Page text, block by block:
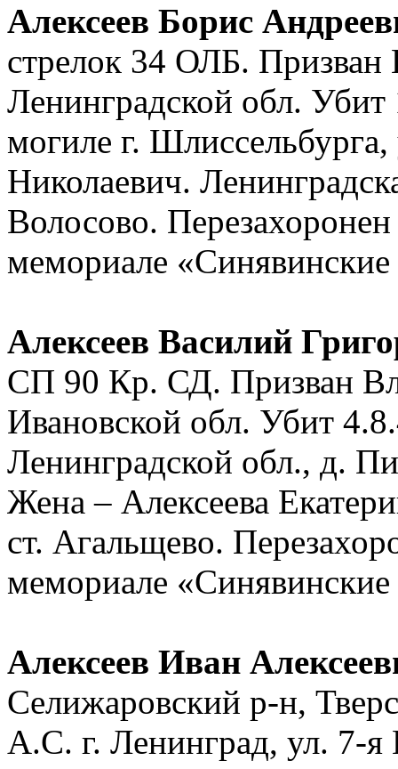
Алексеев Борис
стрелок 34 ОЛБ.
Ленинградской обл.
могиле г.
Николаевич.
Волосово.
мемориале
Алексеев Василий
СП 90 Кр. СД. Призван
Ивановской обл. Убит
Ленинградской обл., д.
Жена – Алексеева
ст. Агальщево.
мемориале
Алексеев Иван
Селижаровский р-н,
А.С. г. Ленинград, ул. 7-я